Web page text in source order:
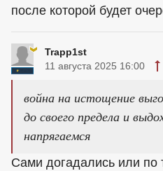
после которой будет
Trapp1st
11 августа 2025 16:00
война на истощение
до своего предела и
напрягаемся
Сами догадались или по